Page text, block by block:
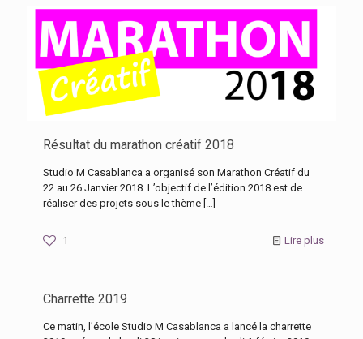
Résultat du marathon créatif 2018
Studio M Casablanca a organisé son Marathon Créatif du
22 au 26 Janvier 2018. L’objectif de l’édition 2018 est de
réaliser des projets sous le thème […]
1 Lire plus
Charrette 2019
Ce matin, l’école Studio M Casablanca a lancé la charrette